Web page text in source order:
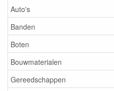
Auto's
Banden
Boten
Bouwmaterialen
Gereedschappen